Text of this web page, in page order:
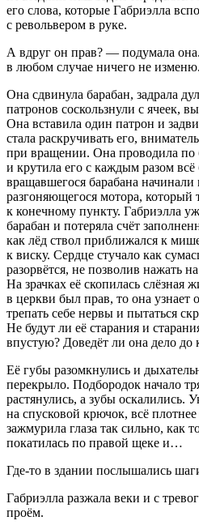
его слова, которые Габриэлла
с револьвером в руке.
А вдруг он прав? — подумала
в любом случае ничего не изменю.
Она сдвинула барабан, задрала
патронов соскользнули с ячеек,
Она вставила один патрон и
стала раскручивать его,
при вращении. Она проводила по
и крутила его с каждым разом
вращавшегося барабана
разгоняющегося мотора, который
к конечному пункту. Габриэлла
барабан и потеряла счёт
как лёд ствол приближался к
к виску. Сердце стучало как
разорвётся, не позволив нажать
На зрачках её скопилась слёзная
в церкви был прав, то она узнает
трепать себе нервы и пытаться
Не будут ли её старания и
впустую? Доведёт ли она дело до
Её губы разомкнулись и
перекрыло. Подбородок начало
растянулись, а зубы оскалились.
на спусковой крючок, всё
зажмурила глаза так сильно, как
покатилась по правой щеке и…
Где-то в здании послышались
Габриэлла разжала веки и с
проём.